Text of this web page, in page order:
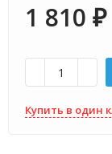
1 810 ₽
Купить в один